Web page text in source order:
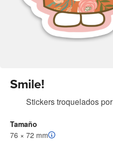
Smile!
Stickers troqueladospor
Tamaño
76 × 72 mm